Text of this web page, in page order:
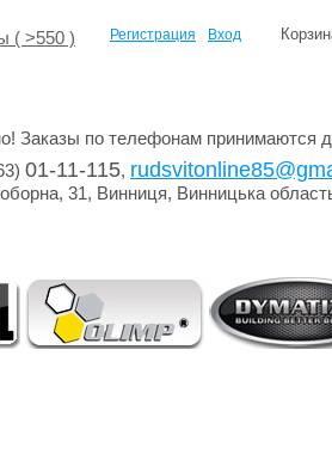
( >550 )
Регистрация Вход
Заказы по телефонам принимаются
01-11-115,
31, Винниця, Винницька